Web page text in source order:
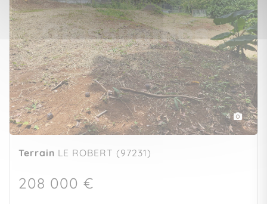
4
Terrain LE ROBERT (97231)
208 000 €